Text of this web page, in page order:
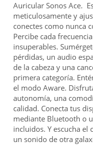
Auricular Sonos Ace.
meticulosamente y
conectes como nunca
Percibe cada
insuperables.
pérdidas, un audio
de la cabeza y una
primera categoría.
el modo Aware.
autonomía, una
calidad. Conecta tus
mediante Bluetooth o
incluidos. Y escucha el
un sonido de otra